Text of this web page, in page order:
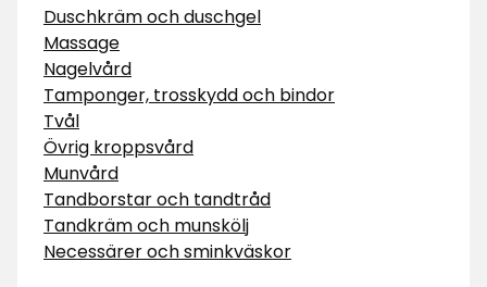
Duschkräm och duschgel
Massage
Nagelvård
Tamponger, trosskydd och bindor
Tvål
Övrig kroppsvård
Munvård
Tandborstar och tandtråd
Tandkräm och munskölj
Necessärer och sminkväskor